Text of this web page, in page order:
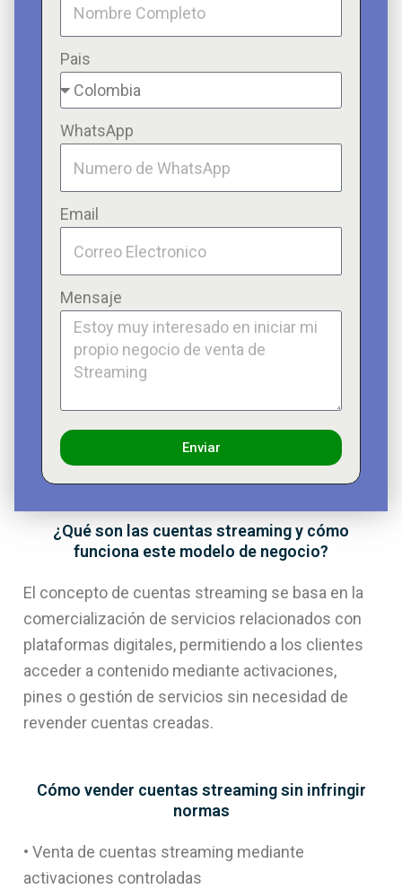
Pais
WhatsApp
Email
Mensaje
Enviar
¿Qué son las cuentas streaming y cómo
funciona este modelo de negocio?
El concepto de cuentas streaming se basa en la
comercialización de servicios relacionados con
plataformas digitales, permitiendo a los clientes
acceder a contenido mediante activaciones,
pines o gestión de servicios sin necesidad de
revender cuentas creadas.
Cómo vender cuentas streaming sin infringir
normas
• Venta de cuentas streaming mediante
activaciones controladas